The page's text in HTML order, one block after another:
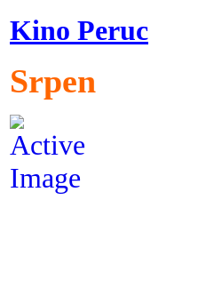
Kino Peruc
Srpen